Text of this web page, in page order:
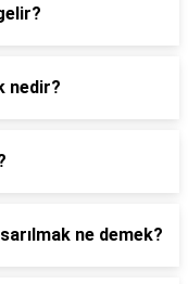
nedir?
ne demek?